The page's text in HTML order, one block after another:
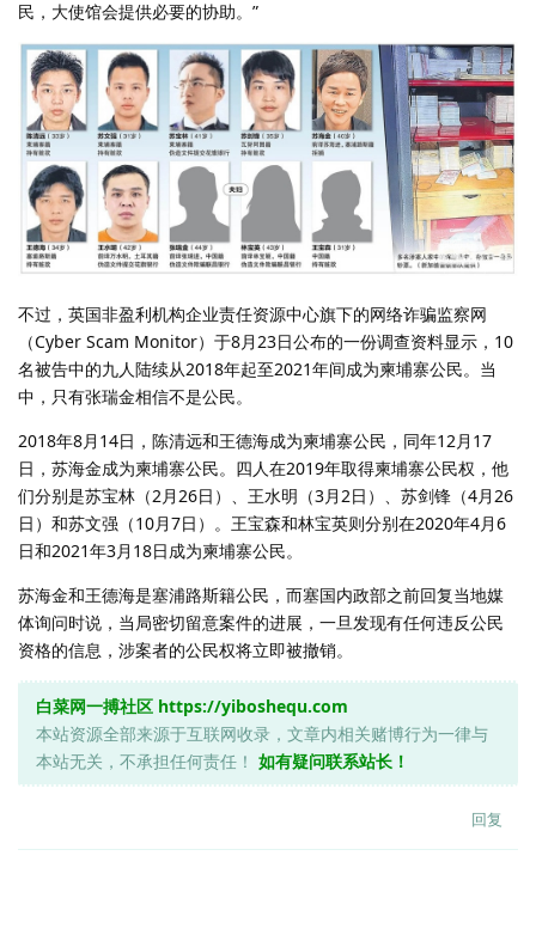
民，大使馆会提供必要的协助。”
不过，英国非盈利机构企业责任资源中心旗下的网络诈骗监察网
（Cyber Scam Monitor）于8月23日公布的一份调查资料显示，10
名被告中的九人陆续从2018年起至2021年间成为柬埔寨公民。当
中，只有张瑞金相信不是公民。
2018年8月14日，陈清远和王德海成为柬埔寨公民，同年12月17
日，苏海金成为柬埔寨公民。四人在2019年取得柬埔寨公民权，他
们分别是苏宝林（2月26日）、王水明（3月2日）、苏剑锋（4月26
日）和苏文强（10月7日）。王宝森和林宝英则分别在2020年4月6
日和2021年3月18日成为柬埔寨公民。
苏海金和王德海是塞浦路斯籍公民，而塞国内政部之前回复当地媒
体询问时说，当局密切留意案件的进展，一旦发现有任何违反公民
资格的信息，涉案者的公民权将立即被撤销。
白菜网一搏社区 https://yiboshequ.com
本站资源全部来源于互联网收录，文章内相关赌博行为一律与
本站无关，不承担任何责任！ 如有疑问联系站长！
回复